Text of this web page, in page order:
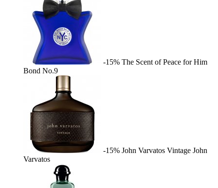
-15% The Scent of Peace for Him
Bond No.9
-15% John Varvatos Vintage John
Varvatos